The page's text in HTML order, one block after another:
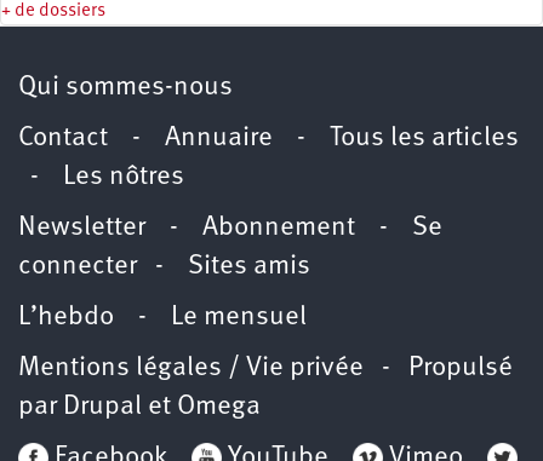
+ de dossiers
Qui sommes-nous
Contact - Annuaire -
Tous les articles
- Les nôtres
Newsletter- Abonnement - Se
connecter- Sites amis
L’hebdo - Le mensuel
Mentions légales / Vie privée - Propulsé
par Drupal et Omega